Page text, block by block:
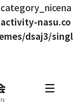
nasu.co
dsaj3/singl